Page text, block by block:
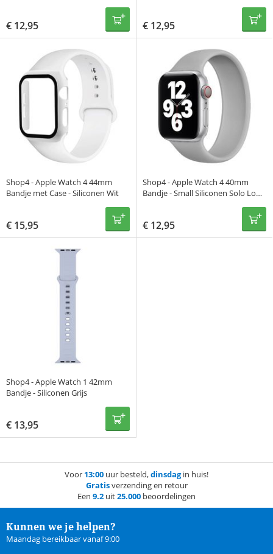
€ 12,95 € 12,95
Shop4 - Apple Watch 4 44mm
Bandje met Case - Siliconen Wit
€ 15,95
Shop4 - Apple Watch 4 40mm
Bandje - Small Siliconen Solo Loop
€ 12,95
Shop4 - Apple Watch 1 42mm
Bandje - Siliconen Grijs
€ 13,95
Voor 13:00 uur besteld,dinsdagin huis!
Gratisverzending en retour
Een 9.2 uit25.000 beoordelingen
Kunnen we je helpen?
Maandag bereikbaar vanaf 9:00